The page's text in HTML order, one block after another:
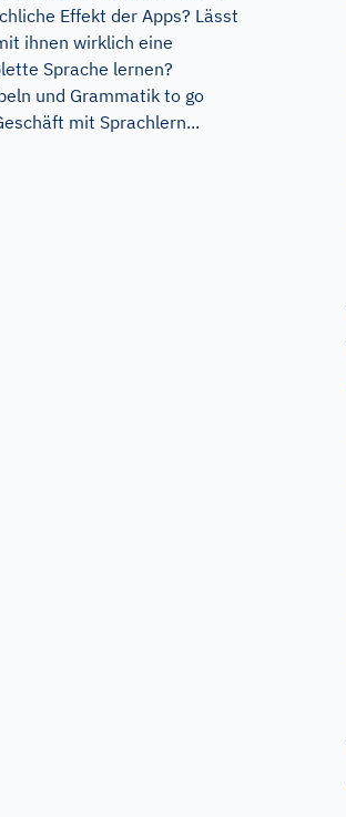
Effekt der Apps? Lässt
ihnen wirklich eine
Sprache lernen?
und Grammatik to go
mit Sprachlern...